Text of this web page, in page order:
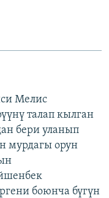
Мелис
талап кылган
бери уланып
мурдагы орун
боюнча бүгүн